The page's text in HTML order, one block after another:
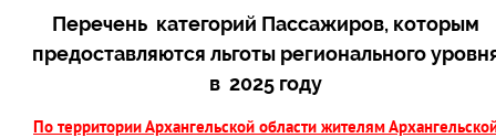
Перечень категорий Пассажиров, которым
предоставляются льготы регионального
в 2025 году
По территории Архангельской области жителям